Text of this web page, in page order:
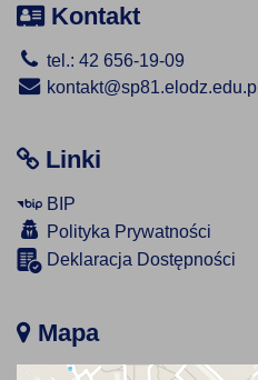
Kontakt
tel.: 42 656-19-09
kontakt@sp81.elodz.edu.pl
Linki
BIP
Polityka Prywatności
Deklaracja Dostępności
Mapa